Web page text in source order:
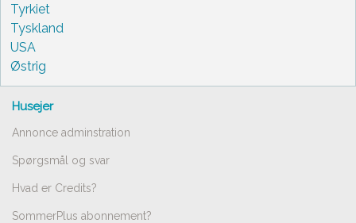
Tyrkiet
Tyskland
USA
Østrig
Husejer
Annonce adminstration
Spørgsmål og svar
Hvad er Credits?
SommerPlus abonnement?